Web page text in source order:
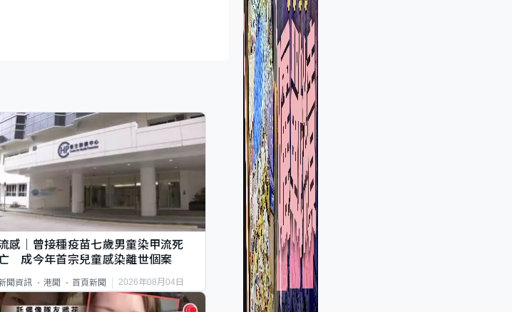
感｜曾接種疫苗七歲男童染甲流死
成今年首宗兒童感染離世個案
聞資訊 港聞 首頁新聞 2026年08月04日